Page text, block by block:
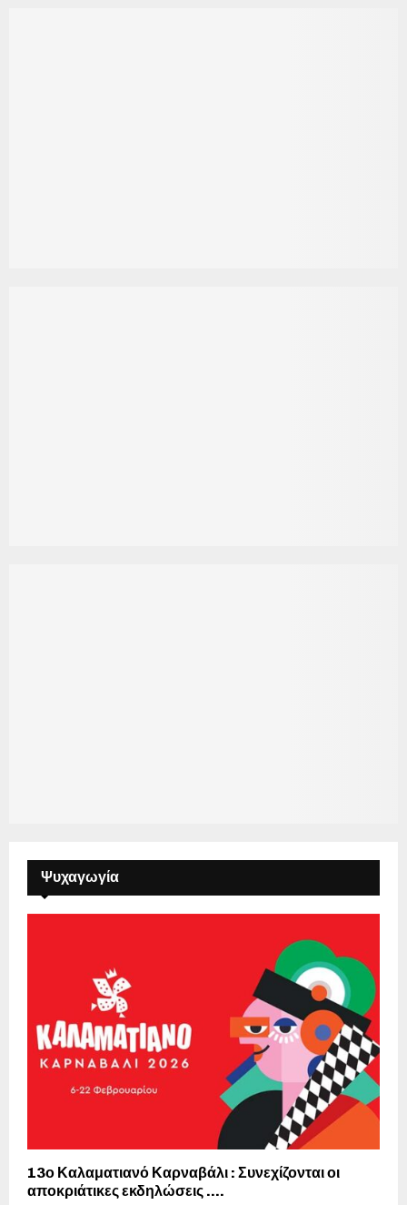
Ψυχαγωγία
13ο Καλαματιανό Καρναβάλι : Συνεχίζονται οι
αποκριάτικες εκδηλώσεις ….